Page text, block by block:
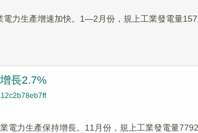
電力生產增速加快。1—2月份，規上工業發電量
長2.7%
電力生產保持增長。11月份，規上工業發電量